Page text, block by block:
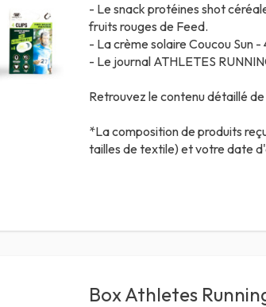
- Le snack protéines shot
fruits rouges de Feed.
- La crème solaire Coucou Sun -
- Le journal ATHLETES
Retrouvez le contenu détaillé
*La composition de produits
tailles de textile) et votre date
Box Athletes